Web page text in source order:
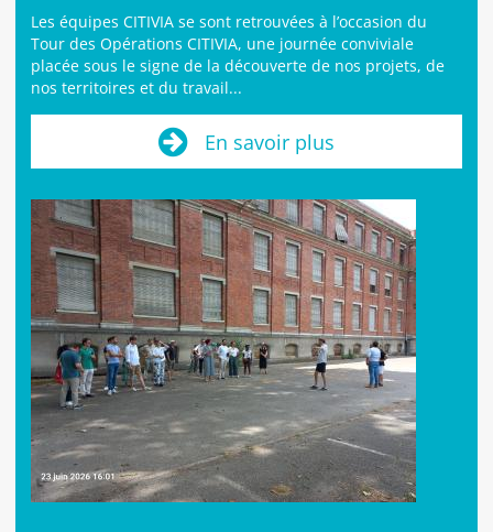
Les équipes CITIVIA se sont retrouvées à l’occasion du
Tour des Opérations CITIVIA, une journée conviviale
placée sous le signe de la découverte de nos projets, de
nos territoires et du travail...
En savoir plus